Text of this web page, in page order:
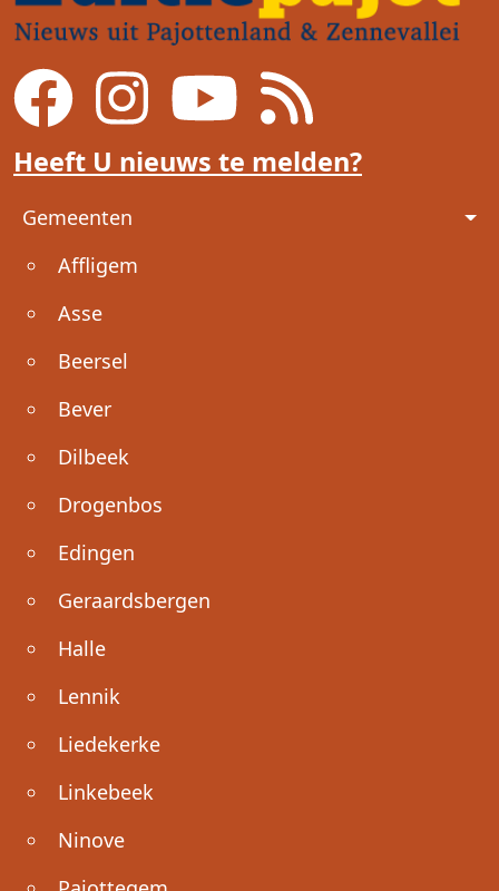
Heeft U nieuws te melden?
Voet
Gemeenten
Affligem
Asse
Beersel
Bever
Dilbeek
Drogenbos
Edingen
Geraardsbergen
Halle
Lennik
Liedekerke
Linkebeek
Ninove